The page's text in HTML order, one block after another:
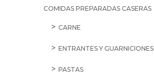
COMIDAS PREPARADAS CASERAS
CARNE
ENTRANTES Y GUARNICIONES
PASTAS